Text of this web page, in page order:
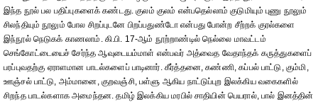
இந்த நூல் பல பதிப்புகளைக் கண்டது. குலம் குலம் என்பதெல்லாம் குடுமியும் புணு நூலும்
சிலந்தியும் நூலும் போல சிறப்புடனே பிறப்பதுண்டோ என்பது போன்ற சீற்றக் குரல்களை
இந்நூல் நெடுகக் காணலாம். கி.பி. 17-ஆம் நூற்றாண்டில் நெல்லை மாவட்டம்
செங்கோட்டையைச் சேர்ந்த ஆவுடையம்மாள் என்பவர் அத்வைத வேதாந்தக் கருத்துகளைப்
பரப்புவதற்கு ஏராளமான பாடல்களைப் பாடினார். கீர்த்தனை, கண்ணி, கப்பல் பாட்டு, கும்மி,
ஊஞ்சல் பாட்டு, அம்மானை, குறவஞ்சி, பள்ளு ஆகிய நாட்டுப்புற இலக்கிய வகைகளில்
சிறந்த பாடல்களாக அமைந்தன. தமிழ் இலக்கிய மரபில் சாதியின் பெயரால், பால் இனத்தின்